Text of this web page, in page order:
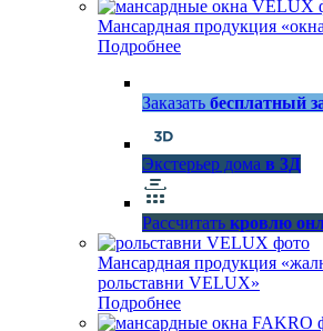
Мансардная продукция
Подробнее
Заказать бесплатный
Экстерьер дома в 3Д
Рассчитать кровлю
Мансардная продукция
рольставни VELUX»
Подробнее